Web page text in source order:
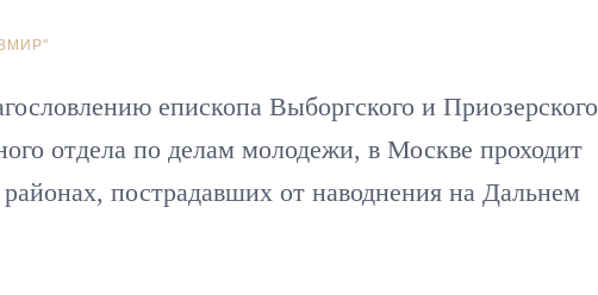
епископа Выборгского и Приозерского
отдела по делам молодежи, в Москве проходит
пострадавших от наводнения на Дальнем